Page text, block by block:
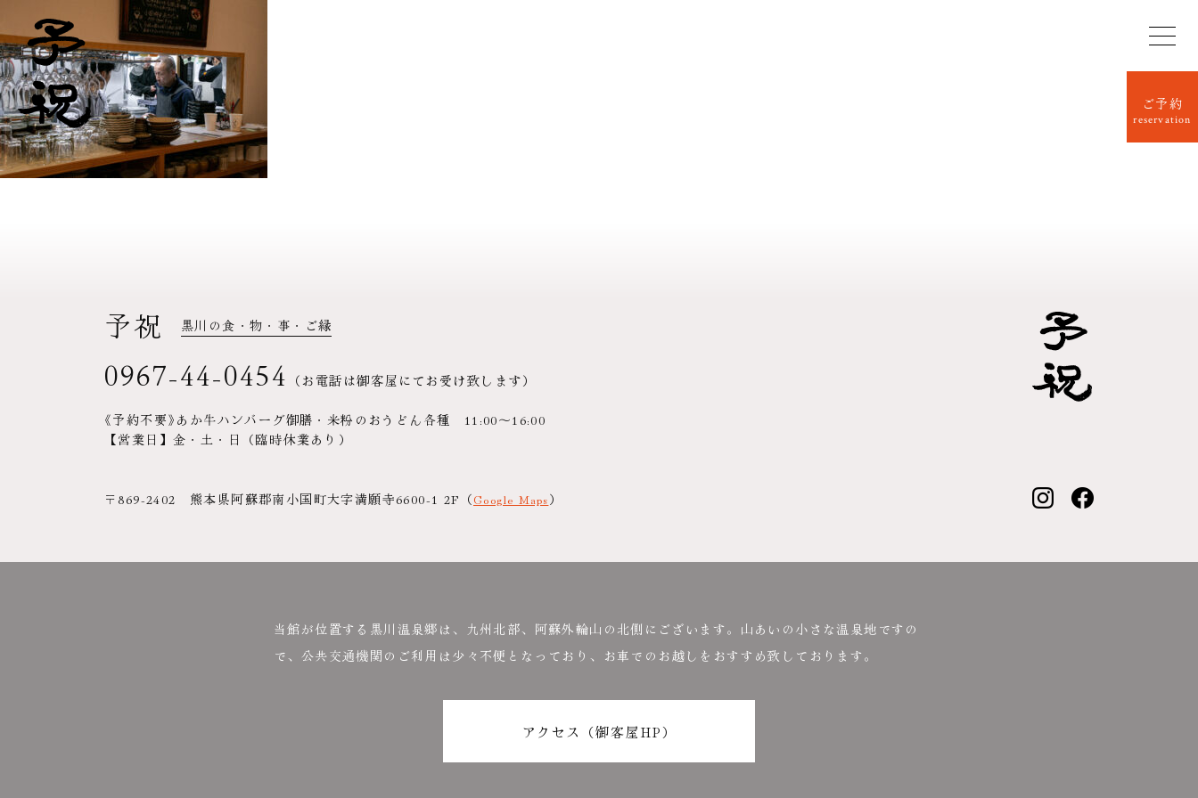
ご予約
reservation
予祝 黒川の食・物・事・ご縁
0967-44-0454 （お電話は御客屋にてお受け致します）
《予約不要》あか牛ハンバーグ御膳・米粉のおうどん各種 11:00～16:00
【営業日】金・土・日（臨時休業あり）
〒869-2402 熊本県阿蘇郡南小国町大字満願寺6600-1 2F （Google Maps）
当館が位置する黒川温泉郷は、九州北部、阿蘇外輪山の北側にございます。山あいの小さな温泉地ですの
で、公共交通機関のご利用は少々不便となっており、お車でのお越しをおすすめ致しております。
アクセス（御客屋HP）